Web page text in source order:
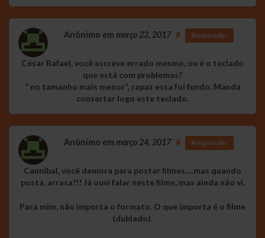
Anônimo em março 22, 2017 # Responder
César Rafael, você escreve errado mesmo, ou é o teclado
que está com problemas?
” no tamanho mais menor”, rapaz essa foi fundo. Manda
consertar logo este teclado.
Anônimo em março 24, 2017 # Responder
Cannibal, você demora para postar filmes….mas quando
posta, arrasa!!! Já ouvi falar neste filme, mas ainda não vi.
Para mim, não importa o formato. O que importa é o filme
(dublado).